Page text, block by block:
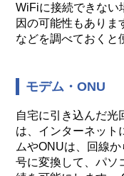
WiFiに接続できない
因の可能性もありま
などを調べておくと
モデム・ONU
自宅に引き込んだ光
は、インターネット
ムやONUは、回線
号に変換して、パソ